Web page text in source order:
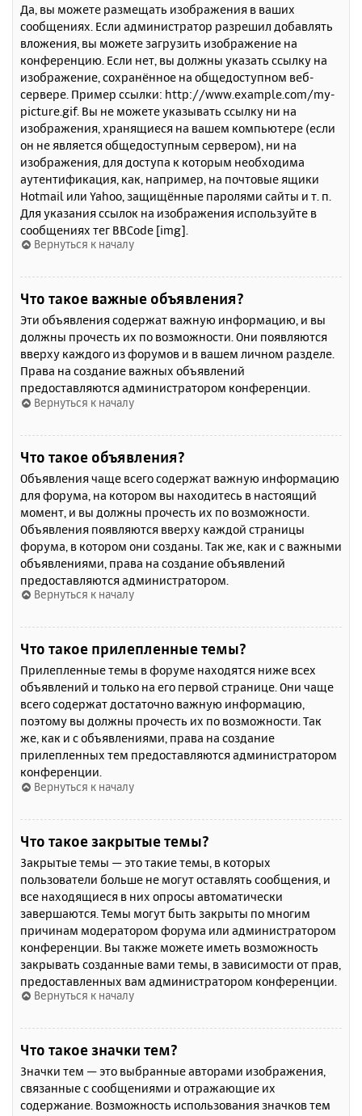
Да, вы можете размещать изображения в ваших
сообщениях. Если администратор разрешил добавлять
вложения, вы можете загрузить изображение на
конференцию. Если нет, вы должны указать ссылку на
изображение, сохранённое на общедоступном веб-
сервере. Пример ссылки: http://www.example.com/my-
picture.gif. Вы не можете указывать ссылку ни на
изображения, хранящиеся на вашем компьютере (если
он не является общедоступным сервером), ни на
изображения, для доступа к которым необходима
аутентификация, как, например, на почтовые ящики
Hotmail или Yahoo, защищённые паролями сайты и т. п.
Для указания ссылок на изображения используйте в
сообщениях тег BBCode [img].
Вернуться к началу
Что такое важные объявления?
Эти объявления содержат важную информацию, и вы
должны прочесть их по возможности. Они появляются
вверху каждого из форумов и в вашем личном разделе.
Права на создание важных объявлений
предоставляются администратором конференции.
Вернуться к началу
Что такое объявления?
Объявления чаще всего содержат важную информацию
для форума, на котором вы находитесь в настоящий
момент, и вы должны прочесть их по возможности.
Объявления появляются вверху каждой страницы
форума, в котором они созданы. Так же, как и с важными
объявлениями, права на создание объявлений
предоставляются администратором.
Вернуться к началу
Что такое прилепленные темы?
Прилепленные темы в форуме находятся ниже всех
объявлений и только на его первой странице. Они чаще
всего содержат достаточно важную информацию,
поэтому вы должны прочесть их по возможности. Так
же, как и с объявлениями, права на создание
прилепленных тем предоставляются администратором
конференции.
Вернуться к началу
Что такое закрытые темы?
Закрытые темы — это такие темы, в которых
пользователи больше не могут оставлять сообщения, и
все находящиеся в них опросы автоматически
завершаются. Темы могут быть закрыты по многим
причинам модератором форума или администратором
конференции. Вы также можете иметь возможность
закрывать созданные вами темы, в зависимости от прав,
предоставленных вам администратором конференции.
Вернуться к началу
Что такое значки тем?
Значки тем — это выбранные авторами изображения,
связанные с сообщениями и отражающие их
содержание. Возможность использования значков тем